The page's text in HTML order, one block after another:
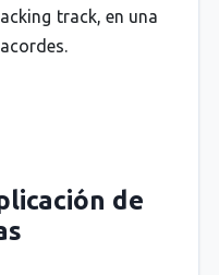
track, en una
de